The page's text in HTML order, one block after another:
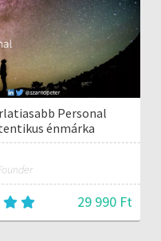
Personal
énmárka
29 990 Ft